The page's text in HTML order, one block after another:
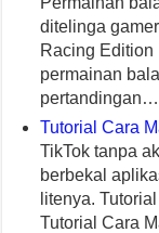
ditelinga
Racing Edition
permainan
pertandingan…
Tutorial Cara
TikTok tanpa
berbekal
litenya.
Tutorial Cara